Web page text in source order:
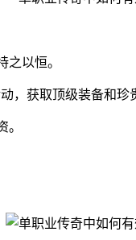
以恒。
，获取顶级装备和珍